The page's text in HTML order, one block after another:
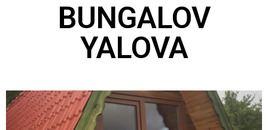
BUNGALOV
YALOVA